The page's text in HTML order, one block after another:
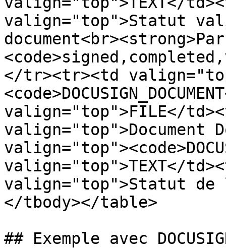
valign="top">Statut
</tr><tr><td
valign="top">FILE</
valign="top">Document
valign="top">TEXT</
valign="top">Statut
</tbody></table>
## Exemple avec